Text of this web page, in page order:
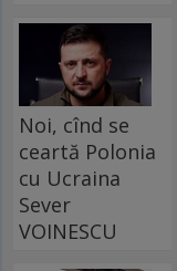
Noi, cînd se
ceartă Polonia
cu Ucraina
Sever
VOINESCU